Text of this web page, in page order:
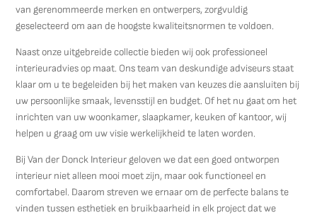
van gerenommeerde merken en ontwerpers, zorgvuldig
geselecteerd om aan de hoogste kwaliteitsnormen te voldoen.
Naast onze uitgebreide collectie bieden wij ook professioneel
interieuradvies op maat. Ons team van deskundige adviseurs staat
klaar om u te begeleiden bij het maken van keuzes die aansluiten bij
uw persoonlijke smaak, levensstijl en budget. Of het nu gaat om het
inrichten van uw woonkamer, slaapkamer, keuken of kantoor, wij
helpen u graag om uw visie werkelijkheid te laten worden.
Bij Van der Donck Interieur geloven we dat een goed ontworpen
interieur niet alleen mooi moet zijn, maar ook functioneel en
comfortabel. Daarom streven we ernaar om de perfecte balans te
vinden tussen esthetiek en bruikbaarheid in elk project dat we